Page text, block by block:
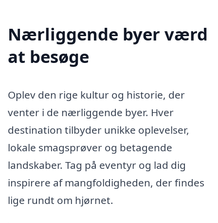
Nærliggende byer værd
at besøge
Oplev den rige kultur og historie, der
venter i de nærliggende byer. Hver
destination tilbyder unikke oplevelser,
lokale smagsprøver og betagende
landskaber. Tag på eventyr og lad dig
inspirere af mangfoldigheden, der findes
lige rundt om hjørnet.